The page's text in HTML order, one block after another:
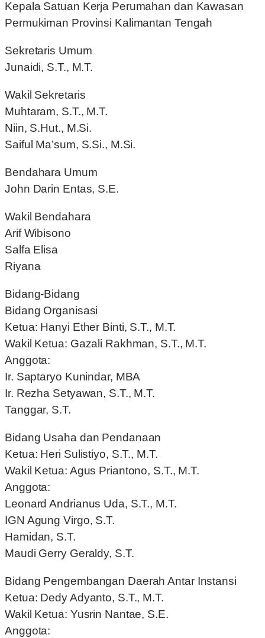
Kepala Satuan Kerja Perumahan dan Kawasan
Permukiman Provinsi Kalimantan Tengah
Sekretaris Umum
Junaidi, S.T., M.T.
Wakil Sekretaris
Muhtaram, S.T., M.T.
Niin, S.Hut., M.Si.
Saiful Ma’sum, S.Si., M.Si.
Bendahara Umum
John Darin Entas, S.E.
Wakil Bendahara
Arif Wibisono
Salfa Elisa
Riyana
Bidang-Bidang
Bidang Organisasi
Ketua: Hanyi Ether Binti, S.T., M.T.
Wakil Ketua: Gazali Rakhman, S.T., M.T.
Anggota:
Ir. Saptaryo Kunindar, MBA
Ir. Rezha Setyawan, S.T., M.T.
Tanggar, S.T.
Bidang Usaha dan Pendanaan
Ketua: Heri Sulistiyo, S.T., M.T.
Wakil Ketua: Agus Priantono, S.T., M.T.
Anggota:
Leonard Andrianus Uda, S.T., M.T.
IGN Agung Virgo, S.T.
Hamidan, S.T.
Maudi Gerry Geraldy, S.T.
Bidang Pengembangan Daerah Antar Instansi
Ketua: Dedy Adyanto, S.T., M.T.
Wakil Ketua: Yusrin Nantae, S.E.
Anggota: